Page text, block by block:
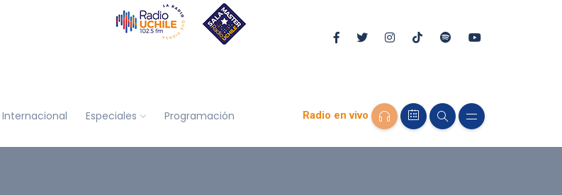
Internacional Especiales Programación Radio en vivo